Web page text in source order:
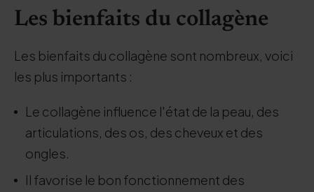
Les bienfaits du collagène
Les bienfaits du collagène sont nombreux, voici
les plus importants :
Le collagène influence l'état de la peau, des
articulations, des os, des cheveux et des
ongles.
Il favorise le bon fonctionnement des